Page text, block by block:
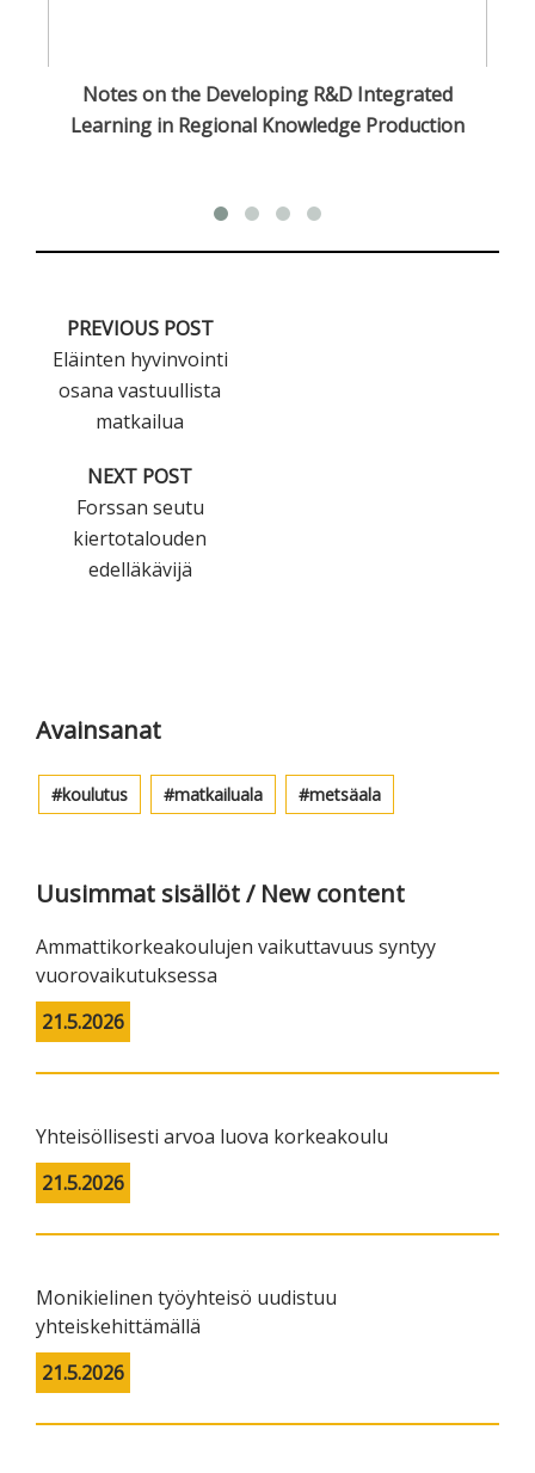
Notes on the Developing R&D Integrated
Learning in Regional Knowledge Production
PREVIOUS POST
Eläinten hyvinvointi
osana vastuullista
matkailua
NEXT POST
Forssan seutu
kiertotalouden
edelläkävijä
Avainsanat
koulutus matkailuala metsäala
Uusimmat sisällöt / New content
Ammattikorkeakoulujen vaikuttavuus syntyy
vuorovaikutuksessa
21.5.2026
Yhteisöllisesti arvoa luova korkeakoulu
21.5.2026
Monikielinen työyhteisö uudistuu
yhteiskehittämällä
21.5.2026